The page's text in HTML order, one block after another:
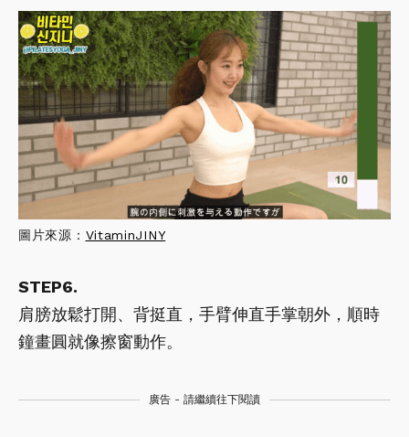
圖片來源： VitaminJINY
STEP6.
肩膀放鬆打開、背挺直，手臂伸直手掌朝外，順時
鐘畫圓就像擦窗動作。
廣告 - 請繼續往下閱讀